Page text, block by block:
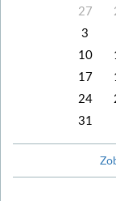
27
3
10
17
24
31